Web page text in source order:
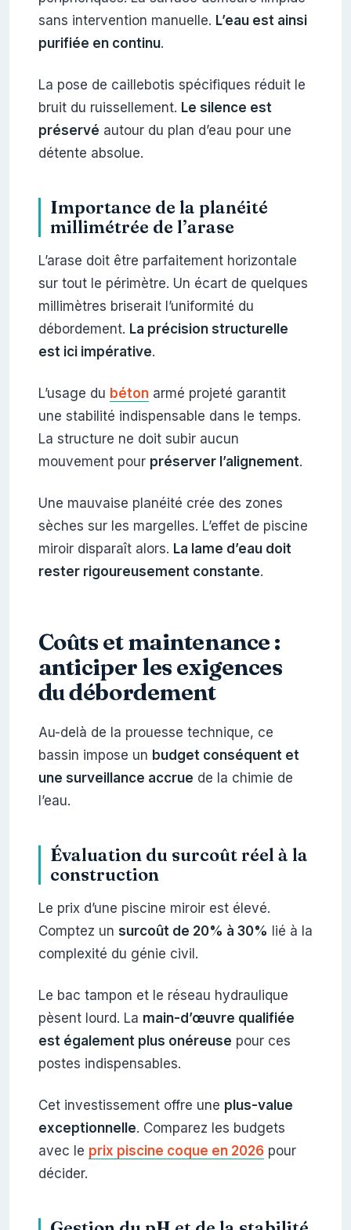
sans intervention manuelle. L’eau est ainsi
purifiée en continu.
La pose de caillebotis spécifiques réduit le
bruit du ruissellement. Le silence est
préservé autour du plan d’eau pour une
détente absolue.
Importance de la planéité
millimétrée de l’arase
L’arase doit être parfaitement horizontale
sur tout le périmètre. Un écart de quelques
millimètres briserait l’uniformité du
débordement. La précision structurelle
est ici impérative.
L’usage du bétonarmé projeté garantit
une stabilité indispensable dans le temps.
La structure ne doit subir aucun
mouvement pour préserver l’alignement.
Une mauvaise planéité crée des zones
sèches sur les margelles. L’effet de piscine
miroir disparaît alors. La lame d’eau doit
rester rigoureusement constante.
Coûts et maintenance :
anticiper les exigences
du débordement
Au-delà de la prouesse technique, ce
bassin impose un budget conséquent et
une surveillance accrue de la chimie de
l’eau.
Évaluation du surcoût réel à la
construction
Le prix d’une piscine miroir est élevé.
Comptez un surcoût de 20% à 30% lié à la
complexité du génie civil.
Le bac tampon et le réseau hydraulique
pèsent lourd. La main-d’œuvre qualifiée
est également plus onéreuse pour ces
postes indispensables.
Cet investissement offre une plus-value
exceptionnelle. Comparez les budgets
avec le prix piscine coque en 2026pour
décider.